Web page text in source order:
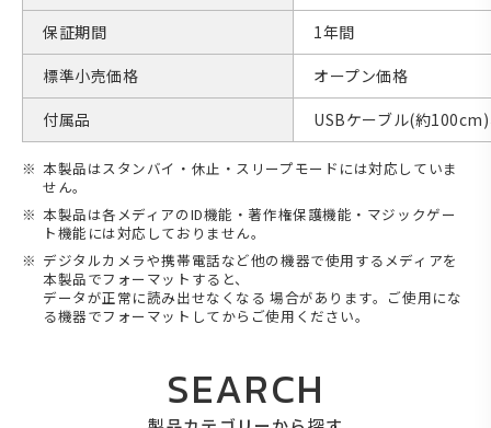
保証期間
1年間
標準小売価格
オープン価格
付属品
USBケーブル(約
本製品はスタンバイ・休止・スリープモードには対応していま
せん。
本製品は各メディアのID機能・著作権保護機能・マジックゲー
ト機能には対応しておりません。
デジタルカメラや携帯電話など他の機器で使用するメディアを
本製品でフォーマットすると、
データが正常に読み出せなくなる 場合があります。ご使用にな
る機器でフォーマットしてからご使用ください。
SEARCH